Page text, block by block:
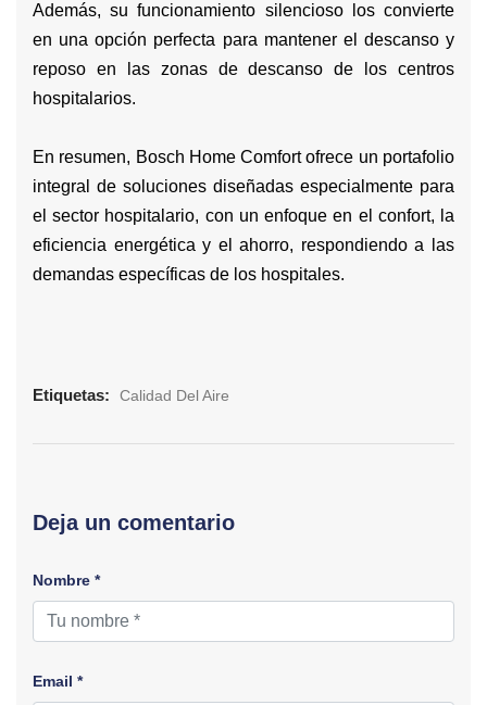
Además, su funcionamiento silencioso los convierte
en una opción perfecta para mantener el descanso y
reposo en las zonas de descanso de los centros
hospitalarios.
En resumen, Bosch Home Comfort ofrece un portafolio
integral de soluciones diseñadas especialmente para
el sector hospitalario, con un enfoque en el confort, la
eficiencia energética y el ahorro, respondiendo a las
demandas específicas de los hospitales.
Etiquetas: Calidad Del Aire
Deja un comentario
Nombre *
Email *